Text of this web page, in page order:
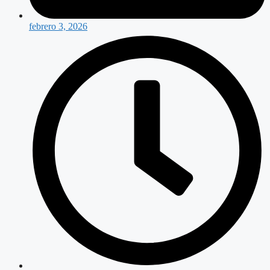
febrero 3, 2026